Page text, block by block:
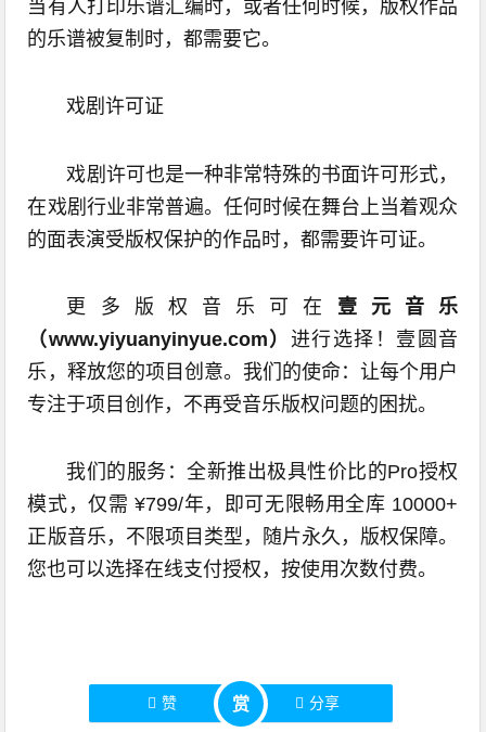
当有人打印乐谱汇编时，或者任何时候，版权作品
的乐谱被复制时，都需要它。
戏剧许可证
戏剧许可也是一种非常特殊的书面许可形式，
在戏剧行业非常普遍。任何时候在舞台上当着观众
的面表演受版权保护的作品时，都需要许可证。
更多版权音乐可在 壹元音乐
（www.yiyuanyinyue.com） 进行选择！壹圆音
乐，释放您的项目创意。我们的使命：让每个用户
专注于项目创作，不再受音乐版权问题的困扰。
我们的服务：全新推出极具性价比的Pro授权
模式，仅需 ¥799/年，即可无限畅用全库 10000+
正版音乐，不限项目类型，随片永久，版权保障。
您也可以选择在线支付授权，按使用次数付费。
赞 赏 分享